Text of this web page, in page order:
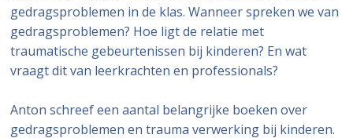
gedragsproblemen in de klas. Wanneer spreken we van
gedragsproblemen? Hoe ligt de relatie met
traumatische gebeurtenissen bij kinderen? En wat
vraagt dit van leerkrachten en professionals?
Anton schreef een aantal belangrijke boeken over
gedragsproblemen en trauma verwerking bij kinderen.